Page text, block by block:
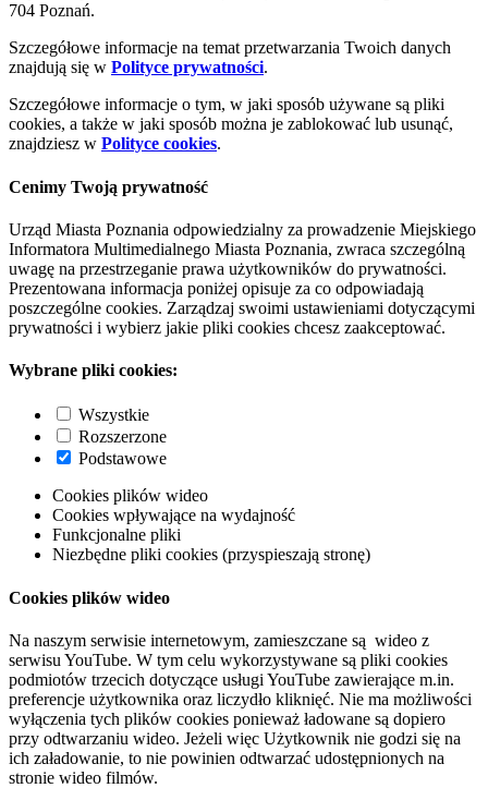
704 Poznań.
Szczegółowe informacje na temat przetwarzania Twoich danych
znajdują się w Polityce prywatności.
Szczegółowe informacje o tym, w jaki sposób używane są pliki
cookies, a także w jaki sposób można je zablokować lub usunąć,
znajdziesz w Polityce cookies.
Cenimy Twoją prywatność
Urząd Miasta Poznania odpowiedzialny za prowadzenie Miejskiego
Informatora Multimedialnego Miasta Poznania, zwraca szczególną
uwagę na przestrzeganie prawa użytkowników do prywatności.
Prezentowana informacja poniżej opisuje za co odpowiadają
poszczególne cookies. Zarządzaj swoimi ustawieniami dotyczącymi
prywatności i wybierz jakie pliki cookies chcesz zaakceptować.
Wybrane pliki cookies:
Wszystkie
Rozszerzone
Podstawowe
Cookies plików wideo
Cookies wpływające na wydajność
Funkcjonalne pliki
Niezbędne pliki cookies (przyspieszają stronę)
Cookies plików wideo
Na naszym serwisie internetowym, zamieszczane są wideo z
serwisu YouTube. W tym celu wykorzystywane są pliki cookies
podmiotów trzecich dotyczące usługi YouTube zawierające m.in.
preferencje użytkownika oraz liczydło kliknięć. Nie ma możliwości
wyłączenia tych plików cookies ponieważ ładowane są dopiero
przy odtwarzaniu wideo. Jeżeli więc Użytkownik nie godzi się na
ich załadowanie, to nie powinien odtwarzać udostępnionych na
stronie wideo filmów.